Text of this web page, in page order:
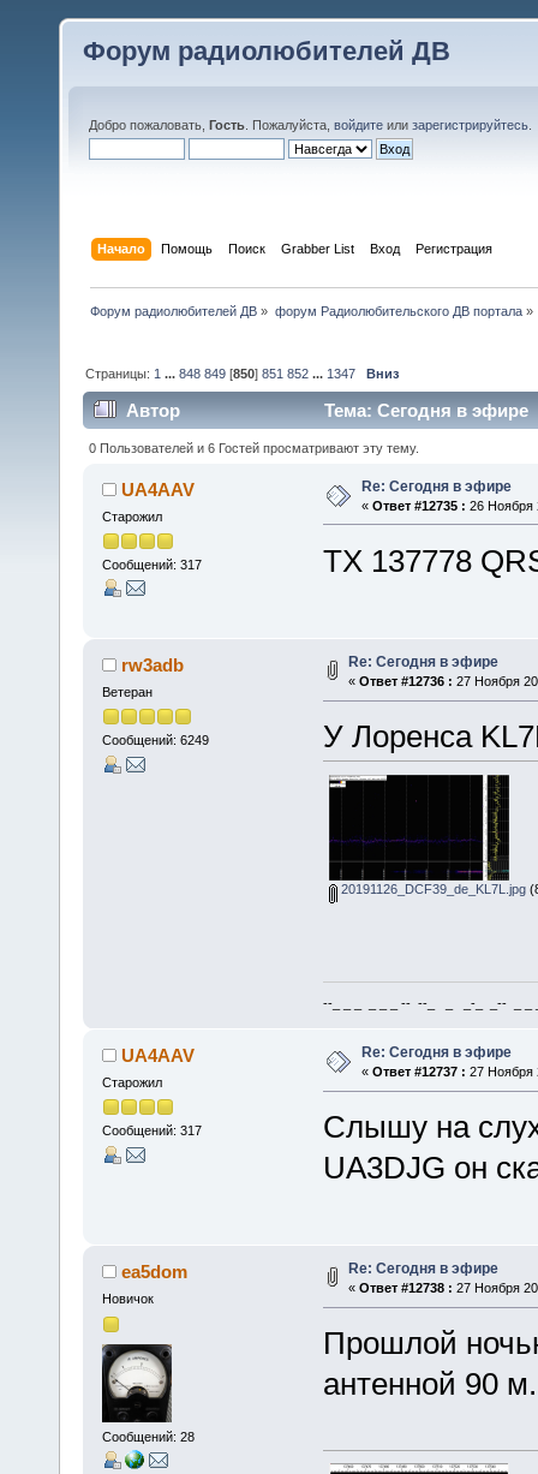
Форум радиолюбителей ДВ
Добро пожаловать, Гость . Пожалуйста, войдите или зарегистрируйтесь
Начало Помощь Поиск Grabber List Вход Регистрация
Форум радиолюбителей ДВ » форум Радиолюбительского ДВ портала»
Страницы: 1 ...848 849 [850]851 852 ... 1347 Вниз
Автор Тема: Сегодня в эфире
0 Пользователей и 6 Гостей просматривают эту тему.
UA4AAV
Старожил
Сообщений: 317
Re: Сегодня в эфире
« Ответ #12735 : 26 Ноября
ТХ 137778
rw3adb
Ветеран
Сообщений: 6249
Re: Сегодня в эфире
« Ответ #12736 : 27 Ноября
У Лоренса
20191126_DCF39_de_KL7L.jpg
--_ _ _ _ _ _ -- --_ _ _-_ _-- _ _
UA4AAV
Старожил
Сообщений: 317
Re: Сегодня в эфире
« Ответ #12737 : 27 Ноября
Слышу на
UA3DJG он
ea5dom
Новичок
Сообщений: 28
Re: Сегодня в эфире
« Ответ #12738 : 27 Ноября
Прошлой
антенной 90